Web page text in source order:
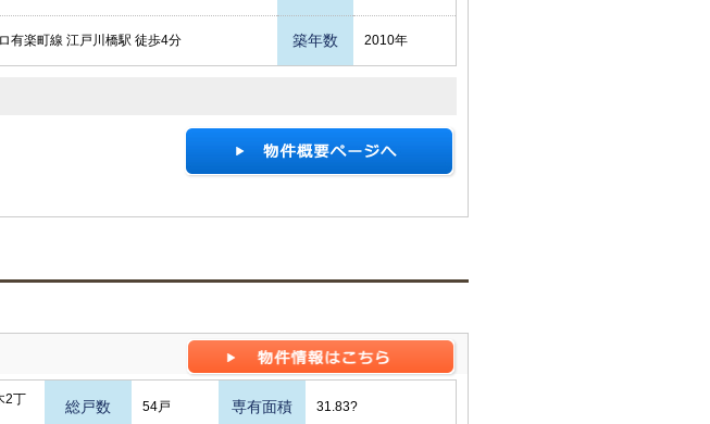
有楽町線 江戸川橋駅 徒歩4分 築年数 2010年
2丁
総戸数 54戸 専有面積 31.83?